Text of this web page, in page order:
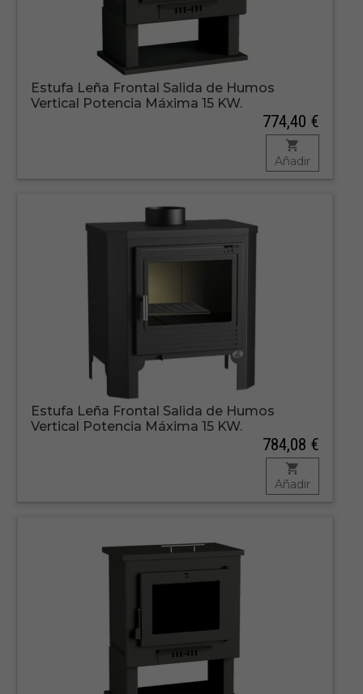
Estufa Leña Frontal Salida de Humos
Vertical Potencia Máxima 15 KW.
774,40 €
Añadir
Estufa Leña Frontal Salida de Humos
Vertical Potencia Máxima 15 KW.
784,08 €
Añadir